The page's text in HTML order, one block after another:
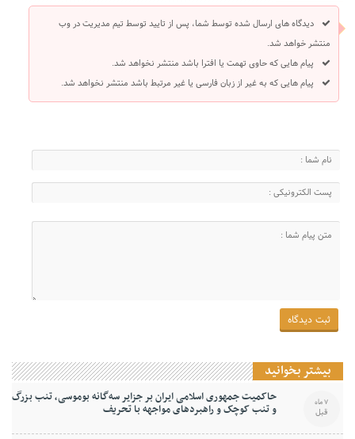
دیدگاه های ارسال شده توسط شما، پس از تایید توسط تیم مدیریت در وب
منتشر خواهد شد.
پیام هایی که حاوی تهمت یا افترا باشد منتشر نخواهد شد.
پیام هایی که به غیر از زبان فارسی یا غیر مرتبط باشد منتشر نخواهد شد.
بیشتر بخوانید
حاکمیت جمهوری اسلامی ایران بر جزایر سه‌گانه بوموسی، تنب بزرگ
و‌ تنب کوچک و راهبردهای مواجهه با تحریف 7 ماه
قبل